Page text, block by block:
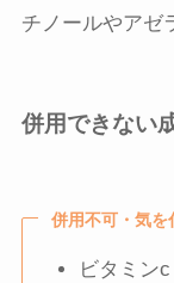
チノールやアゼ
併用できない
併用不可・気を
ビタミンc